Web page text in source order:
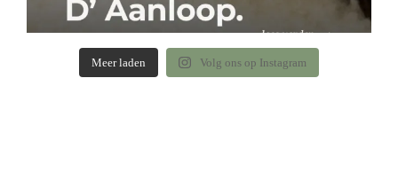
Meer laden Volg ons op Instagram